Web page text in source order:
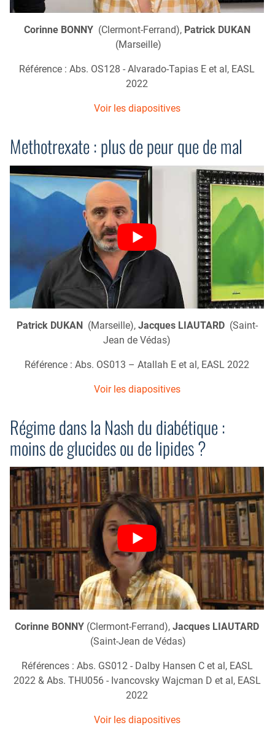
Corinne BONNY (Clermont-Ferrand), Patrick DUKAN
(Marseille)
Référence : Abs. OS128 - Alvarado-Tapias E et al, EASL
2022
Voir les diapositives
Methotrexate : plus de peur que de mal
Patrick DUKAN (Marseille), Jacques LIAUTARD (Saint-
Jean de Védas)
Référence : Abs. OS013 – Atallah E et al, EASL 2022
Voir les diapositives
Régime dans la Nash du diabétique :
moins de glucides ou de lipides ?
Corinne BONNY (Clermont-Ferrand),Jacques LIAUTARD
(Saint-Jean de Védas)
Références : Abs. GS012 - Dalby Hansen C et al, EASL
2022 & Abs. THU056 - Ivancovsky Wajcman D et al, EASL
2022
Voir les diapositives